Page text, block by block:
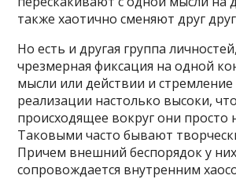
также хаотично сменяют друг
Но есть и другая группа
чрезмерная фиксация на одной
мысли или действии и стремление
реализации настолько высоки,
происходящее вокруг они просто
Таковыми часто бывают
Причем внешний беспорядок у
сопровождается внутренним